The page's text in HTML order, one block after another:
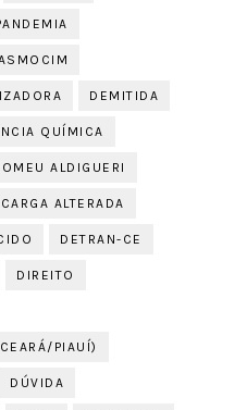
DEMITIDA
QUÍMICA
ALDIGUERI
ALTERADA
DETRAN-CE
DIREITO
PIAUÍ)
DÚVIDA